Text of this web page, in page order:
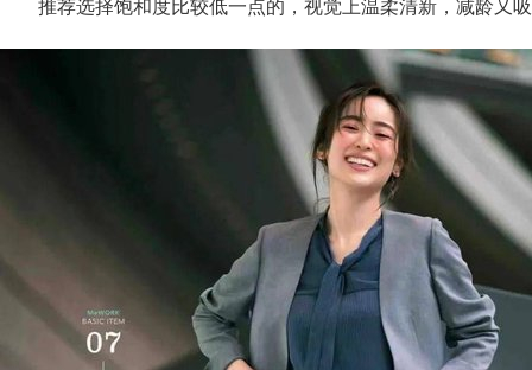
推荐选择饱和度比较低一点的，视觉上温柔清新，减龄又